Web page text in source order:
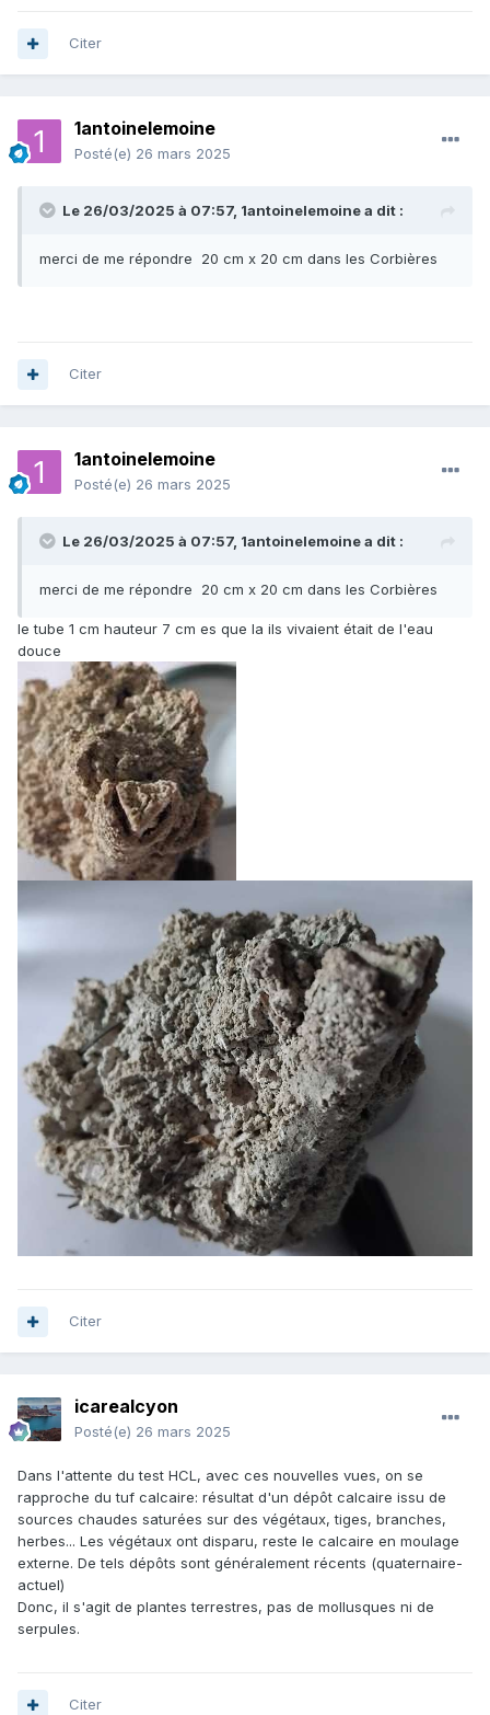
Citer
1antoinelemoine
Posté(e) 26 mars 2025
Le 26/03/2025 à 07:57, 1antoinelemoinea dit :
merci de me répondre 20 cm x 20 cm dans les Corbières
Citer
1antoinelemoine
Posté(e) 26 mars 2025
Le 26/03/2025 à 07:57, 1antoinelemoinea dit :
merci de me répondre 20 cm x 20 cm dans les Corbières
le tube 1 cm hauteur 7 cm es que la ils vivaient était de l'eau
douce
Citer
icarealcyon
Posté(e) 26 mars 2025
Dans l'attente du test HCL, avec ces nouvelles vues, on se
rapproche du tuf calcaire: résultat d'un dépôt calcaire issu de
sources chaudes saturées sur des végétaux, tiges, branches,
herbes... Les végétaux ont disparu, reste le calcaire en moulage
externe. De tels dépôts sont généralement récents (quaternaire-
actuel)
Donc, il s'agit de plantes terrestres, pas de mollusques ni de
serpules.
Citer